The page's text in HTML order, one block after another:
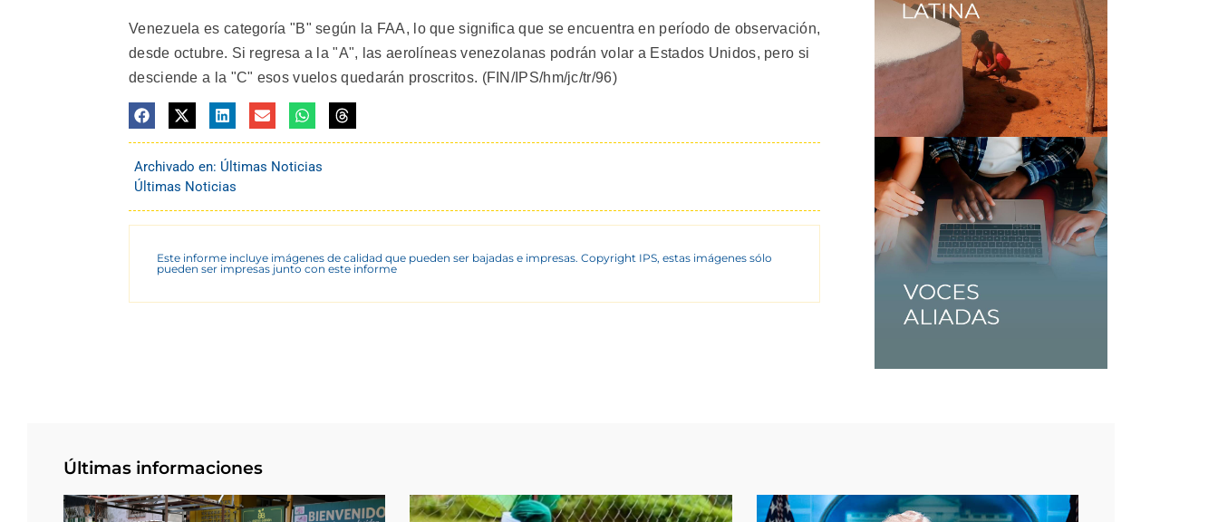
Venezuela es categoría "B" según la FAA, lo que significa que se encuentra en período de observación,
desde octubre. Si regresa a la "A", las aerolíneas venezolanas podrán volar a Estados Unidos, pero si
desciende a la "C" esos vuelos quedarán proscritos. (FIN/IPS/hm/jc/tr/96)
Archivado en: Últimas Noticias
Últimas Noticias
Este informe incluye imágenes de calidad que pueden ser bajadas e impresas. Copyright IPS, estas imágenes sólo
pueden ser impresas junto con este informe
Últimas informaciones